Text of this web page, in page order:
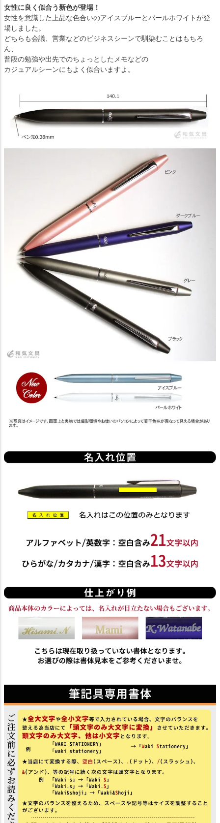
女性に良く似合う新色が登場！
女性を意識した上品な色合いのアイスブルーとパールホワイトが登
場しました。
どちらも会議、営業などのビジネスシーンで馴染むことはもちろ
ん、
普段の勉強や出先でのちょっとしたメモなどの
カジュアルシーンにもよく似合いますよ。